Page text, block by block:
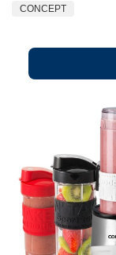
CONCEPT